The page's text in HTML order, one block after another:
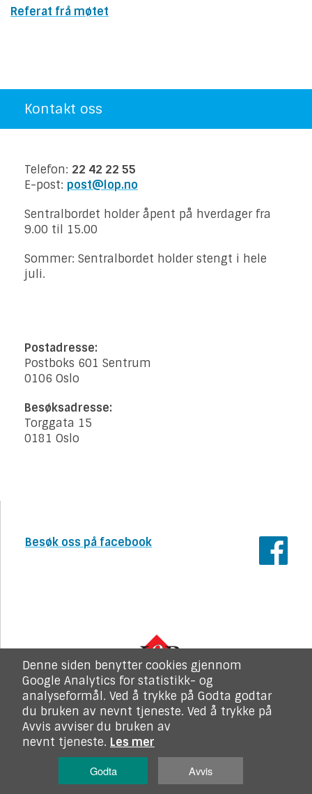
Denne siden benytter cookies gjennom
Google Analytics for statistikk- og
analyseformål. Ved å trykke på Godta godtar
du bruken av nevnt tjeneste. Ved å trykke på
Avvis avviser du bruken av
nevnt tjeneste. Les mer
Godta
Avvis
Referat frå møtet
Kontakt oss
Telefon: 22 42 22 55
E-post: post@lop.no
Sentralbordet holder åpent på hverdager fra
9.00 til 15.00
Sommer: Sentralbordet holder stengt i hele
juli.
Postadresse:
Postboks 601 Sentrum
0106 Oslo
Besøksadresse:
Torggata 15
0181 Oslo
Besøk oss på facebook
Personvern/cookies